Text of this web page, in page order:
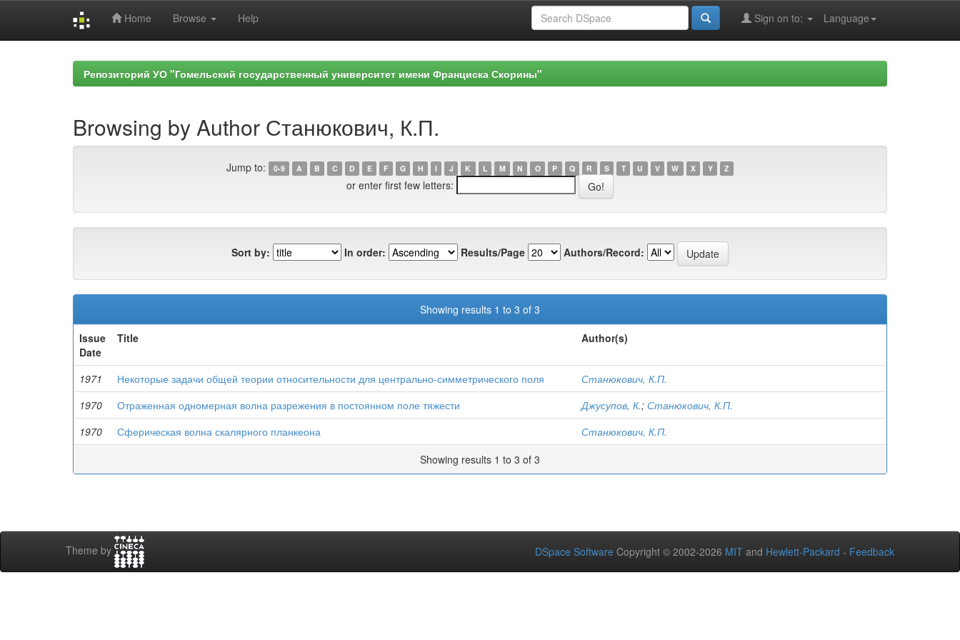
Home Browse Help Language
Sign on to:
Репозиторий УО "Гомельский государственный университет имени Франциска Скорины"
Browsing by Author Станюкович, К.П.
Jump to: 0-9 A B C D E F G H I J K L M N O P Q R S T U V W X Y Z
or enter first few letters:
Sort by: In order: Results/Page Authors/Record:
Showing results 1 to 3 of 3
Issue
Date
Title Author(s)
1971 Некоторые задачи общей теории относительности для центрально-симметрического поля
Станюкович, К.П.
1970
Отраженная одномерная волна разрежения в постоянном поле тяжести Джусупов, К.; Станюкович, К.П.
1970
Сферическая волна скалярного планкеона
Станюкович, К.П.
Showing results 1 to 3 of 3
Theme by DSpace Software Copyright © 2002-2026 MIT and Hewlett-Packard - Feedback